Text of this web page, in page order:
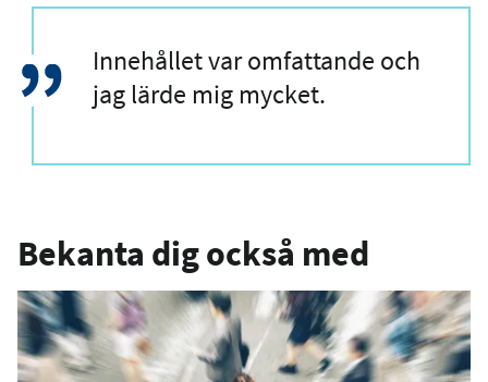
C
i
a
Innehållet var omfattande och
jag lärde mig mycket.
Bekanta dig också med